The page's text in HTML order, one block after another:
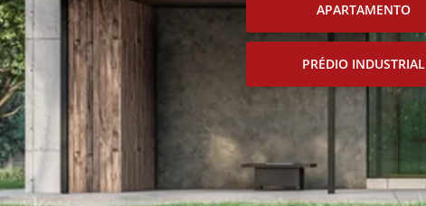
APARTAMENTO
PRÉDIO INDUSTRIAL